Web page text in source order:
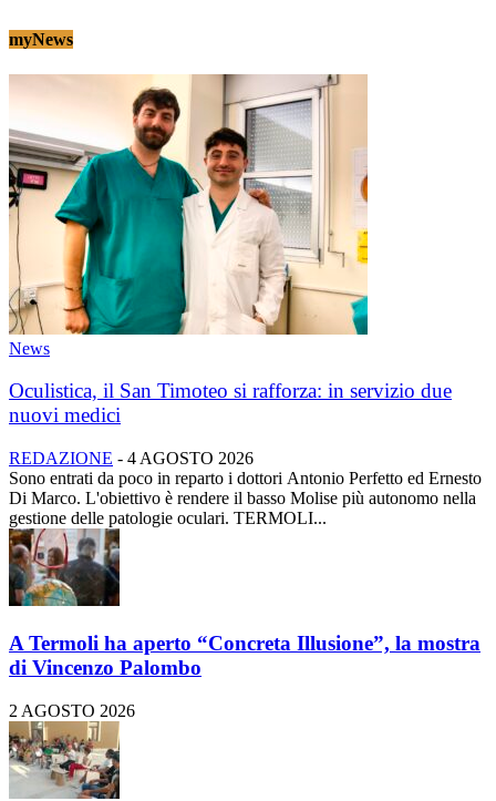
myNews
News
Oculistica, il San Timoteo si rafforza: in servizio due
nuovi medici
REDAZIONE - 4 AGOSTO 2026
Sono entrati da poco in reparto i dottori Antonio Perfetto ed Ernesto
Di Marco. L'obiettivo è rendere il basso Molise più autonomo nella
gestione delle patologie oculari. TERMOLI...
A Termoli ha aperto “Concreta Illusione”, la mostra
di Vincenzo Palombo
2 AGOSTO 2026